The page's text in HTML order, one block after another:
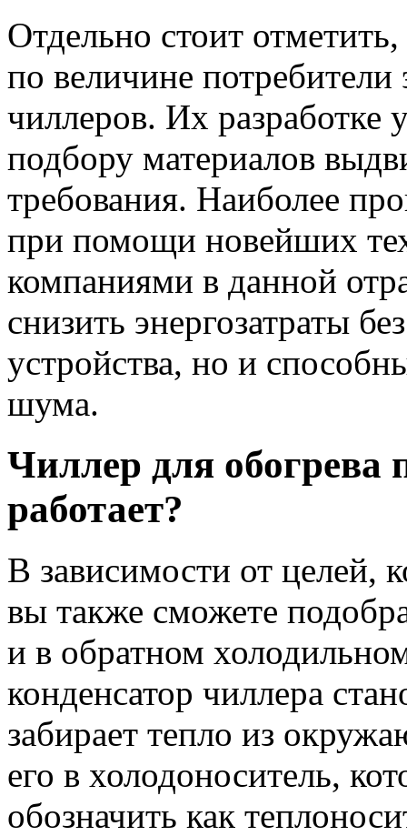
Отдельно стоит
по величине потребители
чиллеров. Их разработке
подбору материалов
требования. Наиболее
при помощи новейших
компаниями в данной
снизить энергозатраты
устройства, но и
шума.
Чиллер для обогрева
работает?
В зависимости от целей,
вы также сможете
и в обратном
конденсатор чиллера
забирает тепло из
его в холодоноситель,
обозначить как